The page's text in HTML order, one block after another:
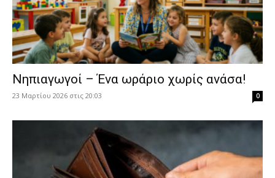
Νηπιαγωγοί – Ένα ωράριο χωρίς ανάσα!
23 Μαρτίου 2026 στις 20:03 0